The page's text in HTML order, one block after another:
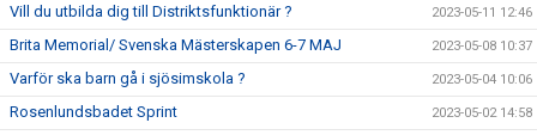
Vill du utbilda dig till Distriktsfunktionär ? 2023-05-11 12:46
Brita Memorial/ Svenska Mästerskapen 6-7 MAJ 2023-05-08 10:37
Varför ska barn gå i sjösimskola ? 2023-05-04 10:06
Rosenlundsbadet Sprint 2023-05-02 14:58